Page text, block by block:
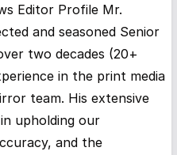
Editor Profile Mr.
and seasoned Senior
two decades (20+
in the print media
team. His extensive
upholding our
and the